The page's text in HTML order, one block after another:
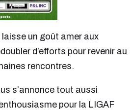
un goût amer aux
d’efforts pour revenir au
rencontres.
s’annonce tout aussi
pour la LIGAF